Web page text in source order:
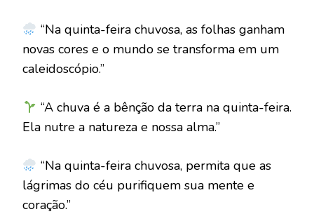
“Na quinta-feira chuvosa, as folhas ganham
novas cores e o mundo se transforma em um
caleidoscópio.”
“A chuva é a bênção da terra na quinta-feira.
Ela nutre a natureza e nossa alma.”
“Na quinta-feira chuvosa, permita que as
lágrimas do céu purifiquem sua mente e
coração.”